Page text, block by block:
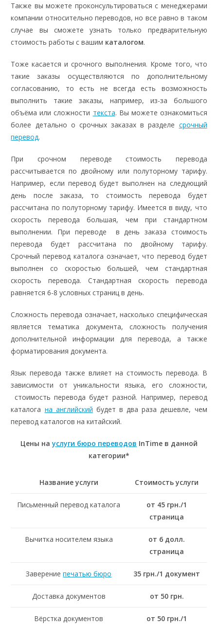
Также вы можете проконсультироваться с менеджерами
компании относительно переводов, но все равно в таком
случае вы сможете узнать только предварительную
стоимость работы с вашим каталогом.
Тоже касается и срочного выполнения. Кроме того, что
такие заказы осуществляются по дополнительному
согласованию, то есть не всегда есть возможность
выполнить такие заказы, например, из-за большого
объёма или сложности текста. Вы можете ознакомиться
более детально о срочных заказах в разделе срочный
перевод.
При срочном переводе стоимость перевода
рассчитывается по двойному или полуторному тарифу.
Например, если перевод будет выполнен на следующий
день после заказа, то стоимость перевода будет
рассчитана по полуторному тарифу. Имеется в виду, что
скорость перевода большая, чем при стандартном
выполнении. При переводе в день заказа стоимость
перевода будет рассчитана по двойному тарифу.
Срочный перевод каталога означает, что перевод будет
выполнен со скоростью большей, чем стандартная
скорость перевода. Стандартная скорость перевода
равняется 6-8 условных страниц в день.
Сложность перевода означает, насколько специфическая
является тематика документа, сложность получения
дополнительной информации для перевода, а также
форматирования документа.
Язык перевода также влияет на стоимость перевода. В
зависимости от уникальности языка, его сложности,
стоимость перевода будет разной. Например, перевод
каталога на английский будет в два раза дешевле, чем
перевод каталогов на китайский.
Цены науслуги бюро переводов InTime в данной
категории*
Название услуги Стоимость услуги
Письменный перевод каталога
от 45 грн./1
страница
Вычитка носителем языка
от 6 долл.
страница
Заверениепечатью бюро 35 грн./1 документ
Доставка документов от 50 грн.
Вёрстка документов
от 50 грн./1